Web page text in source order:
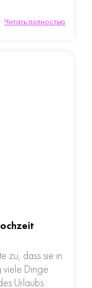
Читать полностью
zu, dass sie in
viele Dinge
Urlaubs